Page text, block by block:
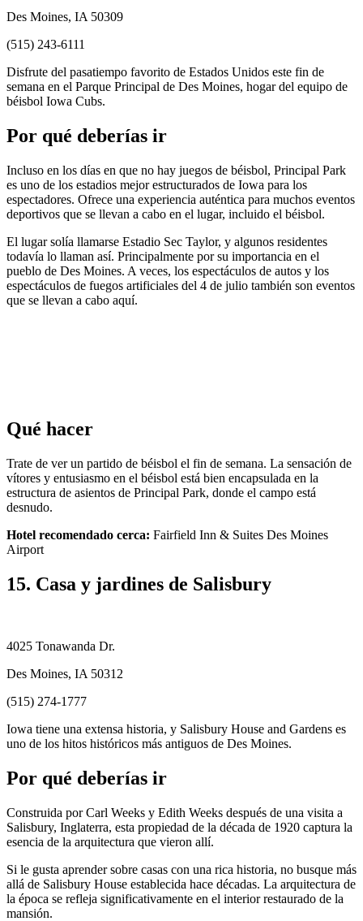
Des Moines, IA 50309
(515) 243-6111
Disfrute del pasatiempo favorito de Estados Unidos este fin de
semana en el Parque Principal de Des Moines, hogar del equipo de
béisbol Iowa Cubs.
Por qué deberías ir
Incluso en los días en que no hay juegos de béisbol, Principal Park
es uno de los estadios mejor estructurados de Iowa para los
espectadores. Ofrece una experiencia auténtica para muchos eventos
deportivos que se llevan a cabo en el lugar, incluido el béisbol.
El lugar solía llamarse Estadio Sec Taylor, y algunos residentes
todavía lo llaman así. Principalmente por su importancia en el
pueblo de Des Moines. A veces, los espectáculos de autos y los
espectáculos de fuegos artificiales del 4 de julio también son eventos
que se llevan a cabo aquí.
Qué hacer
Trate de ver un partido de béisbol el fin de semana. La sensación de
vítores y entusiasmo en el béisbol está bien encapsulada en la
estructura de asientos de Principal Park, donde el campo está
desnudo.
Hotel recomendado cerca: Fairfield Inn & Suites Des Moines
Airport
15. Casa y jardines de Salisbury
4025 Tonawanda Dr.
Des Moines, IA 50312
(515) 274-1777
Iowa tiene una extensa historia, y Salisbury House and Gardens es
uno de los hitos históricos más antiguos de Des Moines.
Por qué deberías ir
Construida por Carl Weeks y Edith Weeks después de una visita a
Salisbury, Inglaterra, esta propiedad de la década de 1920 captura la
esencia de la arquitectura que vieron allí.
Si le gusta aprender sobre casas con una rica historia, no busque más
allá de Salisbury House establecida hace décadas. La arquitectura de
la época se refleja significativamente en el interior restaurado de la
mansión.